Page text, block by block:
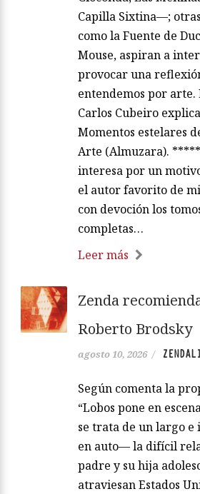
Capilla Sixtina—;
como la Fuente de
Mouse, aspiran a
provocar una
entendemos por arte.
Carlos Cubeiro
Momentos estelares
Arte (Almuzara).
interesa por un
el autor favorito de
con devoción los
completas…
Leer más
Zenda
Roberto Brodsky
agosto 10, 2026 /
Según comenta la
“Lobos pone en
se trata de un largo
en auto— la difícil
padre y su hija
atraviesan Estados